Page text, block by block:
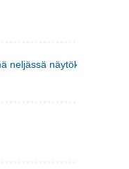
neljässä näytöksessä